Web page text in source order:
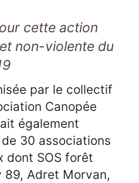
cette action
non-violente du
par le collectif
Canopée
également
30 associations
dont SOS forêt
89, Adret Morvan,